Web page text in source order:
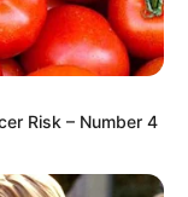
Risk – Number 4